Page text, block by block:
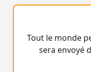
Tout le monde
sera envoyé